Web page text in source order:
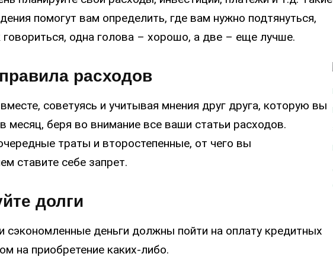
помогут вам определить, где вам нужно подтянуться,
говориться, одна голова – хорошо, а две – еще лучше.
расходов
советуясь и учитывая мнения друг друга, которую вы
месяц, беря во внимание все ваши статьи расходов.
траты и второстепенные, от чего вы
ставите себе запрет.
долги
сэкономленные деньги должны пойти на оплату кредитных
на приобретение каких-либо.